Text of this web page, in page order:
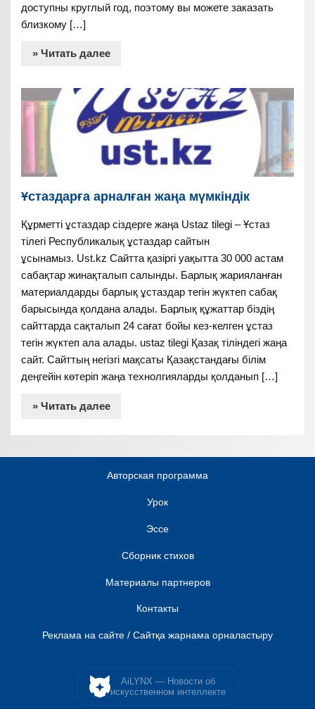
доступны круглый год, поэтому вы можете заказать
близкому […]
» Читать далее
Ұстаздарға арналған жаңа мүмкіндік
Құрметті ұстаздар сіздерге жаңа Ustaz tilegi – Ұстаз
тілегі Республикалық ұстаздар сайтын
ұсынамыз. Ust.kz Сайтта қазіргі уақытта 30 000 астам
сабақтар жинақталып салынды. Барлық жарияланған
материалдарды барлық ұстаздар тегін жүктеп сабақ
барысында қолдана алады. Барлық құжаттар біздің
сайттарда сақталып 24 сағат бойы кез-келген ұстаз
тегін жүктеп ала алады. ustaz tilegi Қазақ тіліндегі жаңа
сайт. Сайттың негізгі мақсаты Қазақстандағы білім
деңгейін көтеріп жаңа технолгияларды қолданып […]
» Читать далее
Авторская программа
Урок
Эссе
Сборник стихов
Материалы партнеров
Контакты
Реклама на сайте / Сайтқа жарнама орналастыру
AiLYNX — Новости об
искусственном интеллекте